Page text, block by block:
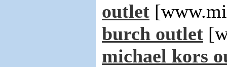
outlet
burch outlet
michael kors